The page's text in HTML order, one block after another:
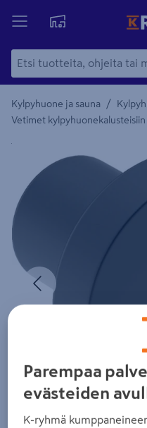
Kylpyhuone ja sauna /
Vetimet kylpyhuonekalusteisiin
Yksityiskohtainen kuvaus
Edellinen
Parempaa
evästeiden
K-ryhmä